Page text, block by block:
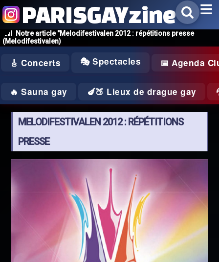
Notre article "Melodifestivalen 2012 : répétitions presse
(Melodifestivalen)
PARISGAYzine
🎸 Concerts 🎭 Spectacles 📅 Agenda
🔥 Sauna gay 🍆🍑 Lieux de drague gay
MELODIFESTIVALEN 2012 : RÉPÉTITIONS
PRESSE